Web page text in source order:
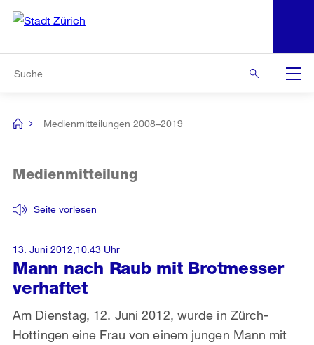
Navigation
[no
Medienmitteilungen 2008–2019
Mann nach Raub mit Brotmesser
verhaftet
Seite vorlesen
Medienmitteilung
Am Dienstag, 12. Juni 2012, wurde in Zürch-
Hottingen eine Frau von einem jungen Mann mit
13. Juni 2012,10.43 Uhr